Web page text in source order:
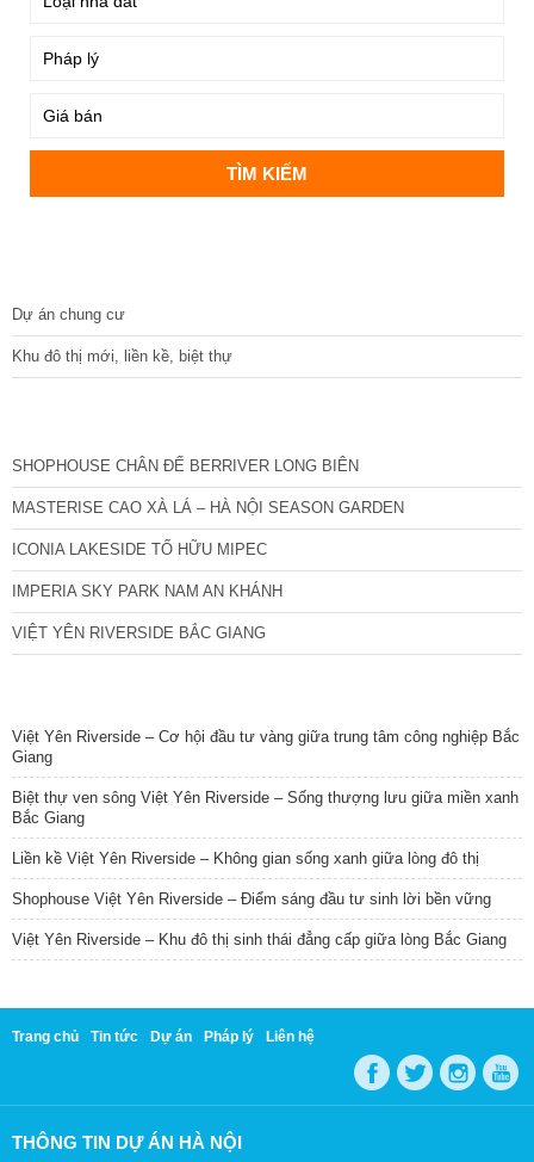
Dự án chung cư
Khu đô thị mới, liền kề, biệt thự
SHOPHOUSE CHÂN ĐẾ BERRIVER LONG BIÊN
MASTERISE CAO XÀ LÁ – HÀ NỘI SEASON GARDEN
ICONIA LAKESIDE TỐ HỮU MIPEC
IMPERIA SKY PARK NAM AN KHÁNH
VIỆT YÊN RIVERSIDE BẮC GIANG
Việt Yên Riverside – Cơ hội đầu tư vàng giữa trung tâm công nghiệp Bắc
Giang
Biệt thự ven sông Việt Yên Riverside – Sống thượng lưu giữa miền xanh
Bắc Giang
Liền kề Việt Yên Riverside – Không gian sống xanh giữa lòng đô thị
Shophouse Việt Yên Riverside – Điểm sáng đầu tư sinh lời bền vững
Việt Yên Riverside – Khu đô thị sinh thái đẳng cấp giữa lòng Bắc Giang
Trang chủ Tin tức Dự án Pháp lý Liên hệ
THÔNG TIN DỰ ÁN HÀ NỘI